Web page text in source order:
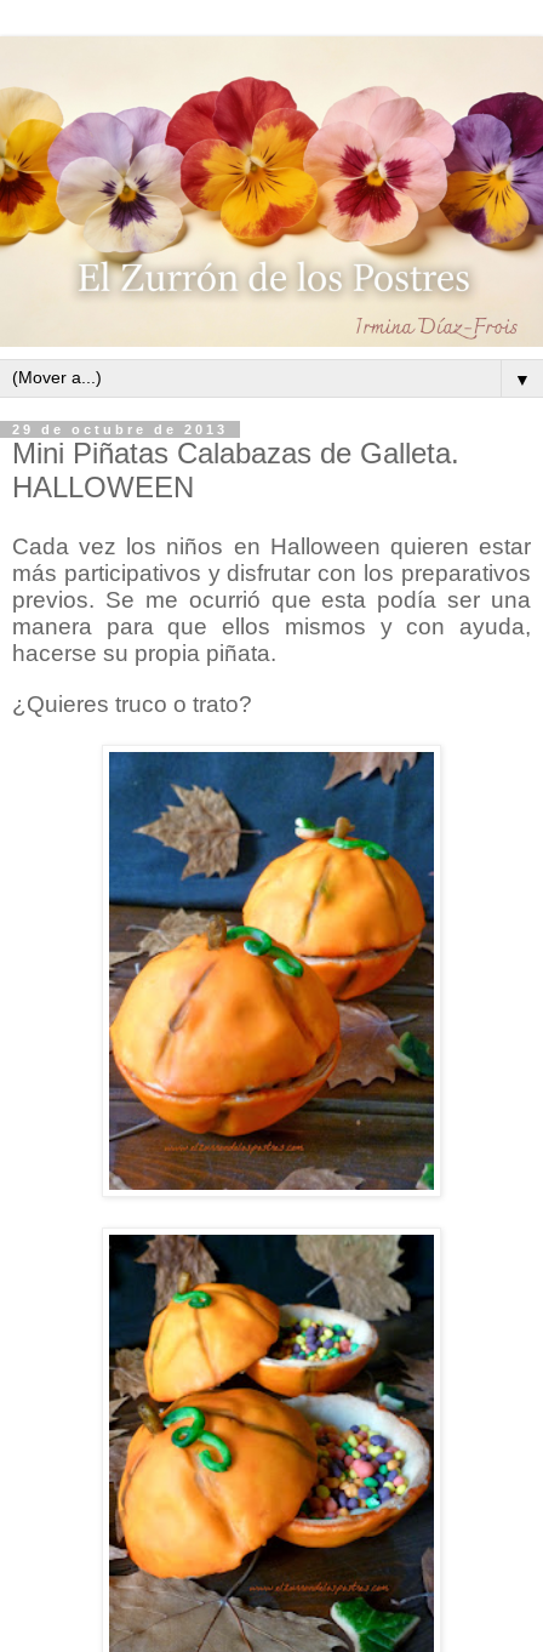
▼
29 de octubre de 2013
Mini Piñatas Calabazas de Galleta.
HALLOWEEN
Cada vez los niños en Halloween quieren estar
más participativos y disfrutar con los preparativos
previos. Se me ocurrió que esta podía ser una
manera para que ellos mismos y con ayuda,
hacerse su propia piñata.
¿Quieres truco o trato?